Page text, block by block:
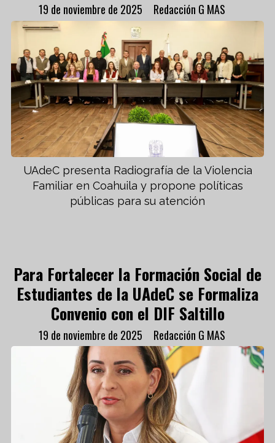
Redacción G MAS
19 de noviembre de 2025
UAdeC presenta Radiografía de la Violencia
Familiar en Coahuila y propone políticas
públicas para su atención
Para Fortalecer la Formación Social de
Estudiantes de la UAdeC se Formaliza
Convenio con el DIF Saltillo
Redacción G MAS
19 de noviembre de 2025